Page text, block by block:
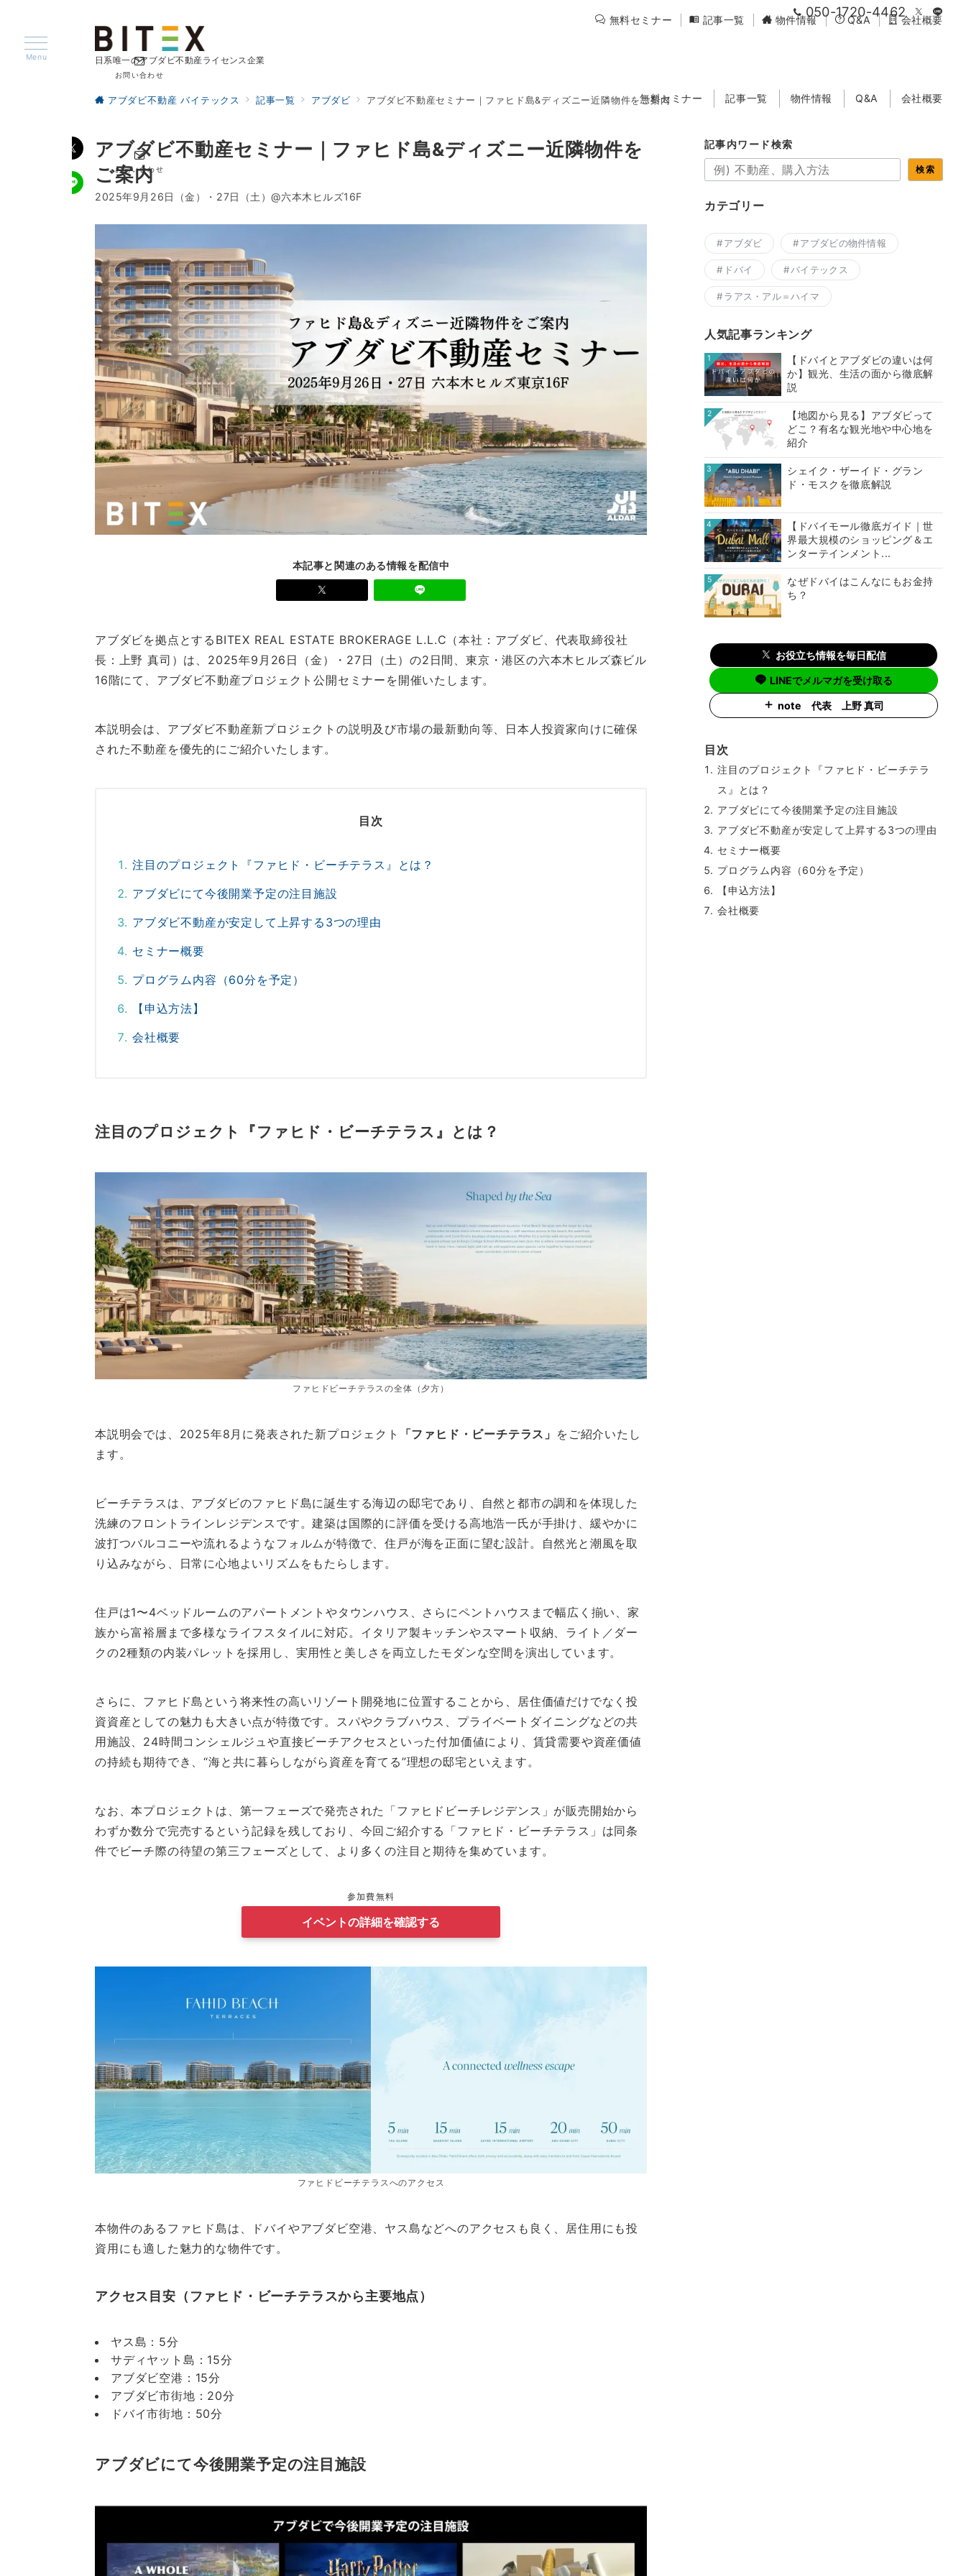
050-1720-4462
日系唯一のアブダビ不動産ライセンス企業
無料セミナー 記事一覧 物件情報 Q&A 会社概要
お問い合わせ
無料セミナー 記事一覧 物件情報 Q&A 会社概要
お問い合わせ
アブダビ不動産 バイテックス 記事一覧 アブダビ アブダビ不動産セミナー｜ファヒド島&ディズニー近隣物件をご案内
アブダビ不動産セミナー｜ファヒド島&ディズニー近隣物件を
ご案内
2025年9月26日（金）・27日（土）@六本木ヒルズ16F
本記事と関連のある情報を配信中
アブダビを拠点とするBITEX REAL ESTATE BROKERAGE L.L.C（本社：アブダビ、代表取締役社
長：上野 真司）は、2025年9月26日（金）・27日（土）の2日間、東京・港区の六本木ヒルズ森ビル
16階にて、アブダビ不動産プロジェクト公開セミナーを開催いたします。
本説明会は、アブダビ不動産新プロジェクトの説明及び市場の最新動向等、日本人投資家向けに確保
された不動産を優先的にご紹介いたします。
目次
注目のプロジェクト『ファヒド・ビーチテラス』とは？
アブダビにて今後開業予定の注目施設
アブダビ不動産が安定して上昇する3つの理由
セミナー概要
プログラム内容（60分を予定）
【申込方法】
会社概要
注目のプロジェクト『ファヒド・ビーチテラス』とは？
ファヒドビーチテラスの全体（夕方）
本説明会では、2025年8月に発表された新プロジェクト 「ファヒド・ビーチテラス」 をご紹介いたし
ます。
ビーチテラスは、アブダビのファヒド島に誕生する海辺の邸宅であり、自然と都市の調和を体現した
洗練のフロントラインレジデンスです。建築は国際的に評価を受ける高地浩一氏が手掛け、緩やかに
波打つバルコニーや流れるようなフォルムが特徴で、住戸が海を正面に望む設計。自然光と潮風を取
り込みながら、日常に心地よいリズムをもたらします。
住戸は1〜4ベッドルームのアパートメントやタウンハウス、さらにペントハウスまで幅広く揃い、家
族から富裕層まで多様なライフスタイルに対応。イタリア製キッチンやスマート収納、ライト／ダー
クの2種類の内装パレットを採用し、実用性と美しさを両立したモダンな空間を演出しています。
さらに、ファヒド島という将来性の高いリゾート開発地に位置することから、居住価値だけでなく投
資資産としての魅力も大きい点が特徴です。スパやクラブハウス、プライベートダイニングなどの共
用施設、24時間コンシェルジュや直接ビーチアクセスといった付加価値により、賃貸需要や資産価値
の持続も期待でき、“海と共に暮らしながら資産を育てる”理想の邸宅といえます。
なお、本プロジェクトは、第一フェーズで発売された「ファヒドビーチレジデンス」が販売開始から
わずか数分で完売するという記録を残しており、今回ご紹介する「ファヒド・ビーチテラス」は同条
件でビーチ際の待望の第三フェーズとして、より多くの注目と期待を集めています。
参加費無料
イベントの詳細を確認する
ファヒドビーチテラスへのアクセス
本物件のあるファヒド島は、ドバイやアブダビ空港、ヤス島などへのアクセスも良く、居住用にも投
資用にも適した魅力的な物件です。
アクセス目安（ファヒド・ビーチテラスから主要地点）
ヤス島：5分
サディヤット島：15分
アブダビ空港：15分
アブダビ市街地：20分
ドバイ市街地：50分
アブダビにて今後開業予定の注目施設
記事内ワード検索
検索
カテゴリー
アブダビ アブダビの物件情報
ドバイ バイテックス
ラアス・アル＝ハイマ
人気記事ランキング
1
【ドバイとアブダビの違いは何
か】観光、生活の面から徹底解
説
2
【地図から見る】アブダビって
どこ？有名な観光地や中心地を
紹介
3
シェイク・ザーイド・グラン
ド・モスクを徹底解説
4
【ドバイモール徹底ガイド｜世
界最大規模のショッピング＆エ
ンターテインメント...
5
なぜドバイはこんなにもお金持
ち？
お役立ち情報を毎日配信
LINEでメルマガを受け取る
note 代表 上野 真司
目次
注目のプロジェクト『ファヒド・ビーチテラ
ス』とは？
アブダビにて今後開業予定の注目施設
アブダビ不動産が安定して上昇する3つの理由
セミナー概要
プログラム内容（60分を予定）
【申込方法】
会社概要
Menu